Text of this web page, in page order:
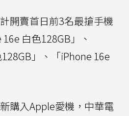
開賣首日前3名最搶手機
白色128GB」、
128GB」、「iPhone 16e
購入Apple愛機，中華電